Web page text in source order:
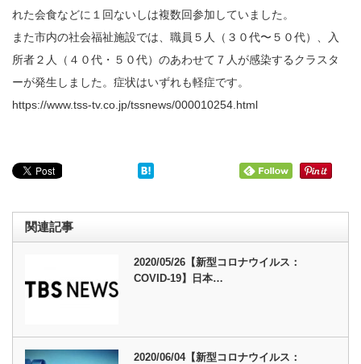
れた会食などに１回ないしは複数回参加していました。
また市内の社会福祉施設では、職員５人（３０代〜５０代）、入
所者２人（４０代・５０代）のあわせて７人が感染するクラスタ
ーが発生しました。症状はいずれも軽症です。
https://www.tss-tv.co.jp/tssnews/000010254.html
関連記事
2020/05/26【新型コロナウイルス：
COVID-19】日本…
2020/06/04【新型コロナウイルス：